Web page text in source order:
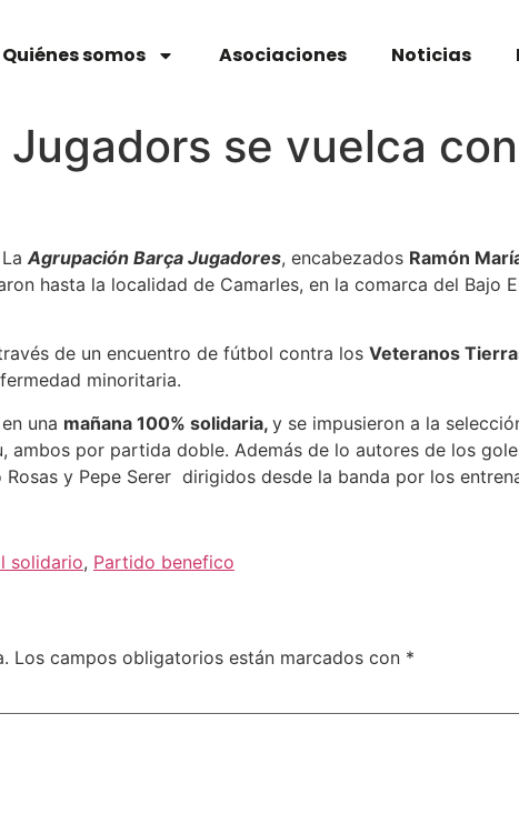
Quiénes somos Asociaciones Noticias
se vuelca
LaAgrupación Barça Jugadores, encabezados Ramón
hasta la localidad de Camarles, en la comarca del Bajo
de un encuentro de fútbol contra los Veteranos
minoritaria.
una mañana 100% solidaria, y se impusieron a la
ambos por partida doble. Además de lo autores de los
y Pepe Serer dirigidos desde la banda por los
solidario, Partido benefico
Los campos obligatorios están marcados con *